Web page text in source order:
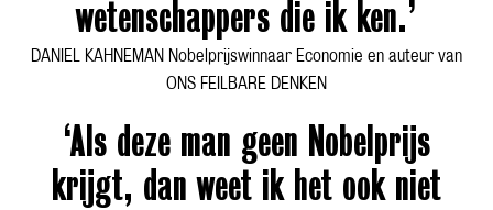
wetenschappers die ik ken.’
DANIEL KAHNEMAN Nobelprijswinnaar Economie en auteur van
ONS FEILBARE DENKEN
‘Als deze man geen Nobelprijs
krijgt, dan weet ik het ook niet